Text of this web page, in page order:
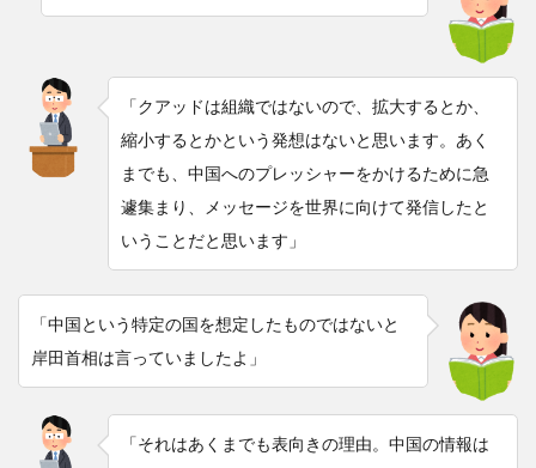
「クアッドは組織ではないので、拡大するとか、
縮小するとかという発想はないと思います。あく
までも、中国へのプレッシャーをかけるために急
遽集まり、メッセージを世界に向けて発信したと
いうことだと思います」
「中国という特定の国を想定したものではないと
岸田首相は言っていましたよ」
「それはあくまでも表向きの理由。中国の情報は